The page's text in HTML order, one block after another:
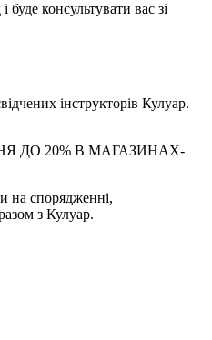
консультувати вас зі
інструкторів Кулуар.
ДО 20% В МАГАЗИНАХ-
на спорядженні,
з Кулуар.